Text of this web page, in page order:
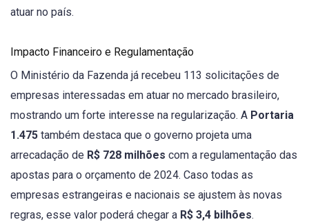
atuar no país.
Impacto Financeiro e Regulamentação
O Ministério da Fazenda já recebeu 113 solicitações de
empresas interessadas em atuar no mercado brasileiro,
mostrando um forte interesse na regularização. A Portaria
1.475 também destaca que o governo projeta uma
arrecadação de R$ 728 milhões com a regulamentação das
apostas para o orçamento de 2024. Caso todas as
empresas estrangeiras e nacionais se ajustem às novas
regras, esse valor poderá chegar a R$ 3,4 bilhões.